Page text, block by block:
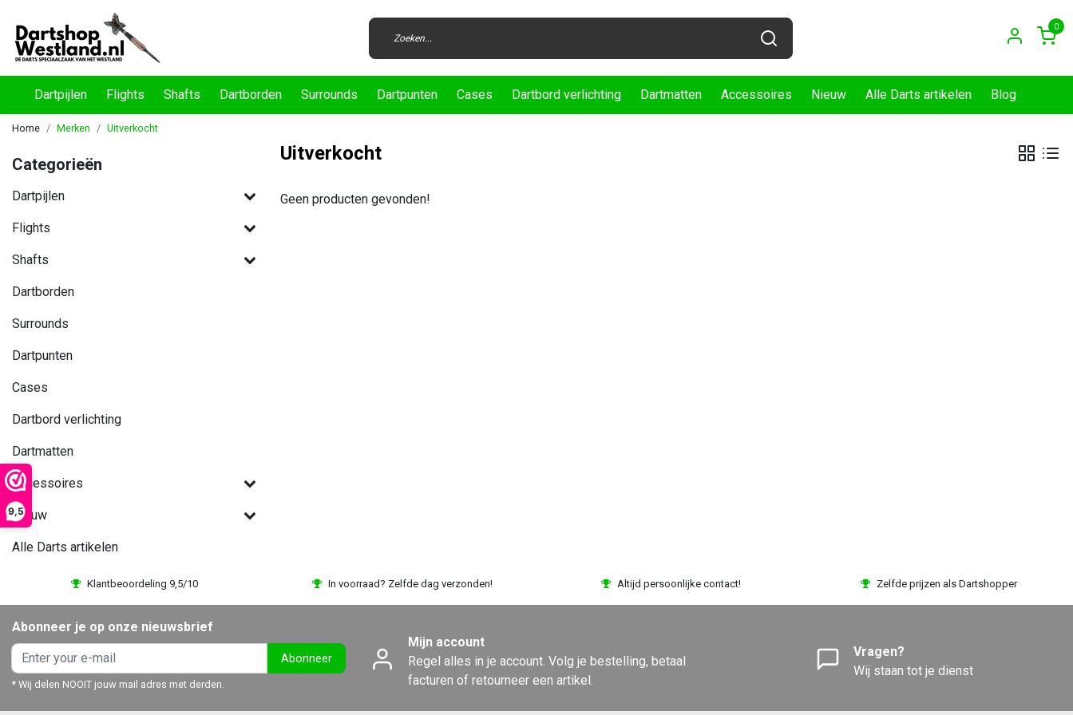
9,5
0
Dartpijlen Flights Shafts Dartborden Surrounds Dartpunten Cases Dartbord verlichting Dartmatten Accessoires Nieuw Alle Darts artikelen Blog
Home Merken Uitverkocht
Categorieën
Dartpijlen
Flights
Shafts
Dartborden
Surrounds
Dartpunten
Cases
Dartbord verlichting
Dartmatten
Accessoires
Nieuw
Alle Darts artikelen
Uitverkocht
Geen producten gevonden!
Klantbeoordeling 9,5/10 In voorraad? Zelfde dag verzonden! Altijd persoonlijke contact! Zelfde prijzen als Dartshopper
Abonneer je op onze nieuwsbrief
Abonneer
* Wij delen NOOIT jouw mail adres met derden.
Mijn account
Regel alles in je account. Volg je bestelling, betaal
facturen of retourneer een artikel.
Vragen?
Wij staan tot je dienst